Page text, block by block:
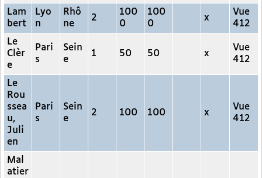
Lam
bert
Lyo
n
Rhô
ne
2
100
0
100
0
x
Vue
412
Le
Clèr
e
Pari
s
Sein
e
1 50 50 x
Vue
412
Le
Rou
ssea
u,
Juli
en
Pari
s
Sein
e
2 100 100 x
Vue
412
Mal
atier